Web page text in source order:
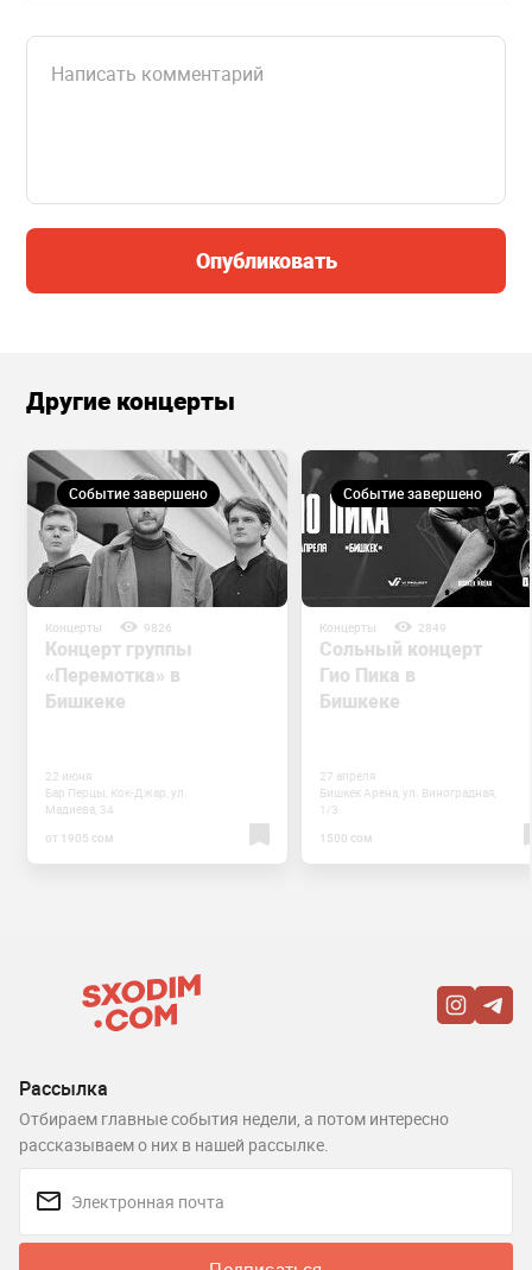
Опубликовать
Другие концерты
Событие завершено
Концерты 9826
Концерт группы
«Перемотка» в
Бишкеке
22 июня
Бар Перцы, Кок-Джар, ул.
Мадиева, 34
от 1905 сом
Событие завершено
Концерты 2849
Сольный концерт
Гио Пика в
Бишкеке
27 апреля
Бишкек Арена, ул. Виноградная,
1/3
1500 сом
Рассылка
Отбираем главные события недели, а потом интересно
рассказываем о них в нашей рассылке.